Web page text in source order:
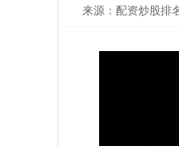
来源：配资炒股排